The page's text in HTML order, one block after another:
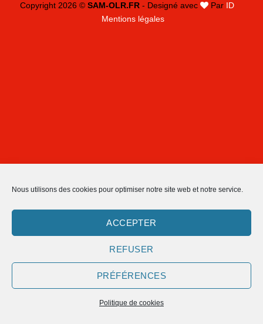
Nous utilisons des cookies pour optimiser notre site web et notre service.
ACCEPTER
REFUSER
PRÉFÉRENCES
Politique de cookies
Copyright 2026 © SAM-OLR.FR- Designé avec Par ID
Mentions légales